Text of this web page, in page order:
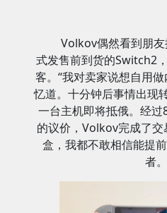
Volkov偶然看到朋
式发售前到货的Switch2
客。“我对卖家说想自用
忆道。十分钟后事情出现
一台主机即将抵俄。经
的议价，Volkov完成了交
盒，我都不敢相信能提
者